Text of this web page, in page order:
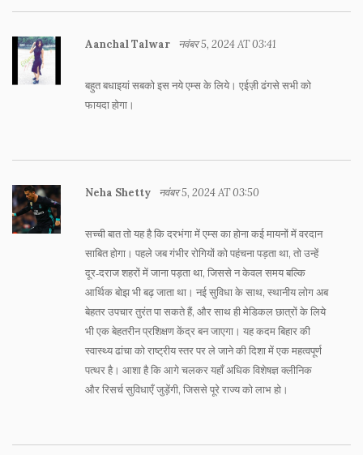
Aanchal Talwar नवंबर 5, 2024 AT 03:41
बहुत बधाइयां सबको इस नये एम्स के लिये। एईज़ी ढंगसे सभी को
फायदा होगा।
Neha Shetty नवंबर 5, 2024 AT 03:50
सच्ची बात तो यह है कि दरभंगा में एम्स का होना कई मायनों में वरदान
साबित होगा। पहले जब गंभीर रोगियों को पहंचना पड़ता था, तो उन्हें
दूर‑दराज शहरों में जाना पड़ता था, जिससे न केवल समय बल्कि
आर्थिक बोझ भी बढ़ जाता था। नई सुविधा के साथ, स्थानीय लोग अब
बेहतर उपचार तुरंत पा सकते हैं, और साथ ही मेडिकल छात्रों के लिये
भी एक बेहतरीन प्रशिक्षण केंद्र बन जाएगा। यह कदम बिहार की
स्वास्थ्य ढांचा को राष्ट्रीय स्तर पर ले जाने की दिशा में एक महत्वपूर्ण
पत्थर है। आशा है कि आगे चलकर यहाँ अधिक विशेषज्ञ क्लीनिक
और रिसर्च सुविधाएँ जुड़ेंगी, जिससे पूरे राज्य को लाभ हो।